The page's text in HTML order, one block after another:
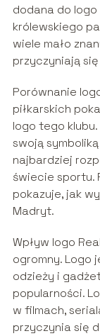
dodana do logo
królewskiego
wiele mało
przyczyniają
Porównanie
piłkarskich
logo tego
swoją
najbardziej
świecie sportu.
pokazuje, jak
Madryt.
Wpływ logo
ogromny. Logo
odzieży i
popularności.
w filmach,
przyczynia się